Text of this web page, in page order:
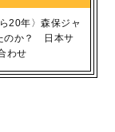
20年〉森保ジャ
のか？ 日本サ
わせ